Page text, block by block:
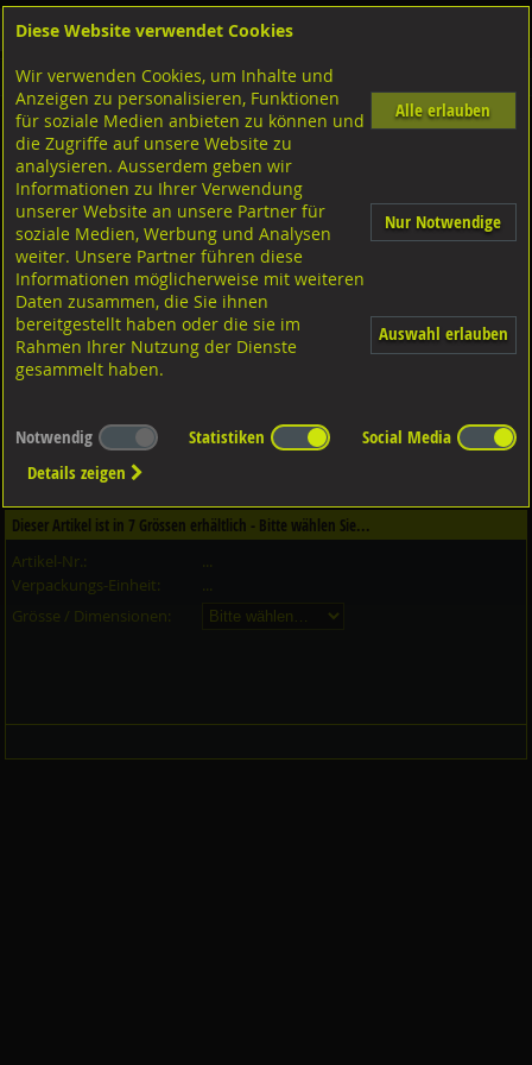
Shop Muttern Innengewinde
Reduziermuffen rundStahl verzinkt, beidseitig Innengewinde
Dieser Artikel ist in 2Qualitäten erhältlich - Bitte wählen Sie...
Qualität / Oberfläche
Dieser Artikel ist in 7 Grössen erhältlich - Bitte wählen Sie...
Artikel-Nr.:
...
Verpackungs-Einheit:
...
Grösse / Dimensionen:
Diese Website verwendet Cookies
Wir verwenden Cookies, um Inhalte und
Anzeigen zu personalisieren, Funktionen
für soziale Medien anbieten zu können und
die Zugriffe auf unsere Website zu
analysieren. Ausserdem geben wir
Informationen zu Ihrer Verwendung
unserer Website an unsere Partner für
soziale Medien, Werbung und Analysen
weiter. Unsere Partner führen diese
Informationen möglicherweise mit weiteren
Daten zusammen, die Sie ihnen
bereitgestellt haben oder die sie im
Rahmen Ihrer Nutzung der Dienste
gesammelt haben.
Alle erlauben
Nur Notwendige
Auswahl erlauben
Notwendig Statistiken
Social Media
Details zeigen